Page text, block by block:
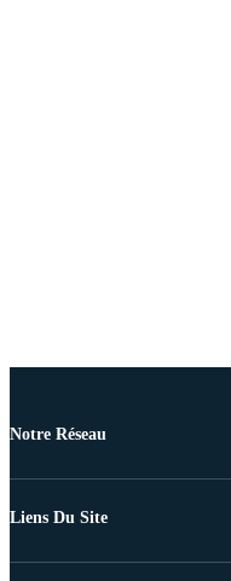
Notre Réseau
Liens Du Site